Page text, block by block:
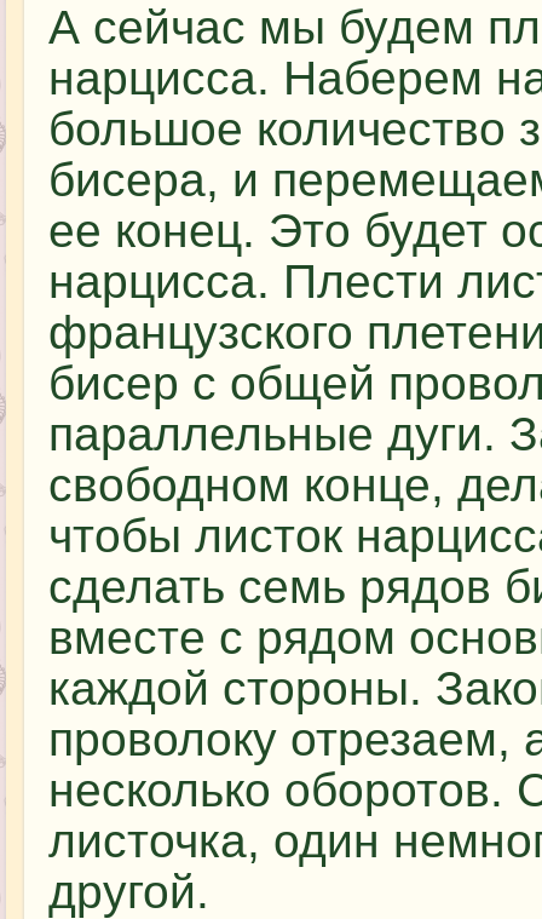
А сейчас мы будем
нарцисса. Наберем
большое количество
бисера, и
ее конец. Это будет
нарцисса. Плести
французского
бисер с общей
параллельные дуги.
свободном конце,
чтобы листок
сделать семь рядов
вместе с рядом
каждой стороны.
проволоку отрезаем,
несколько оборотов.
листочка, один
другой.